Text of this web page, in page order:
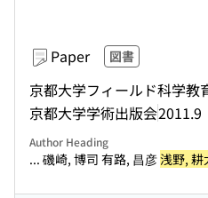
Paper 図書
京都大学フィールド科学教
京都大学学術出版会2011.9
Author Heading
... 磯崎, 博司 有路, 昌彦浅野, 耕